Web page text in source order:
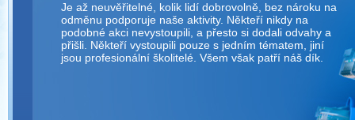
Je až neuvěřitelné, kolik lidí dobrovolně, bez nároku na
odměnu podporuje naše aktivity. Někteří nikdy na
podobné akci nevystoupili, a přesto si dodali odvahy a
přišli. Někteří vystoupili pouze s jedním tématem, jiní
jsou profesionální školitelé. Všem však patří náš dík.